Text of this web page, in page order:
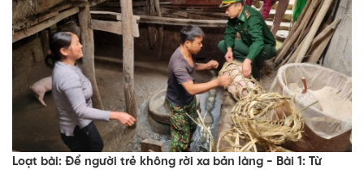
Loạt bài: Để người trẻ không rời xa bản làng - Bài 1: Từ